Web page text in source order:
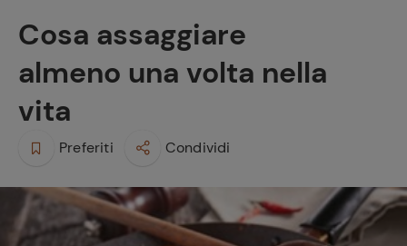
sensi di
Cosa assaggiare
almeno una volta nella
vita
Preferiti Condividi